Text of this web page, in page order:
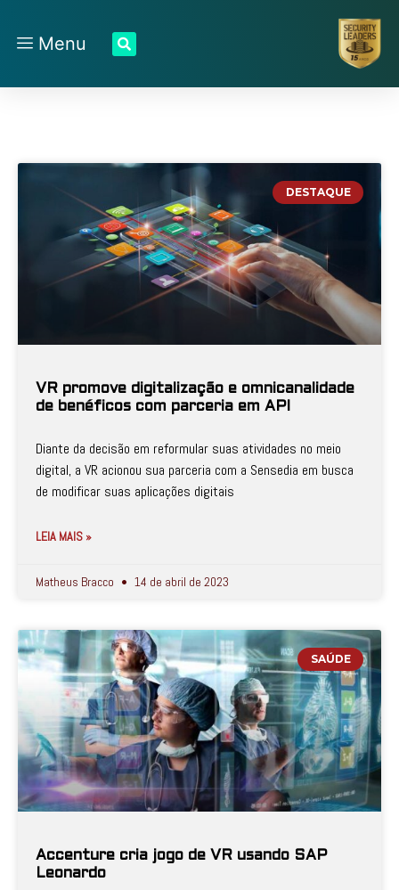
Menu
DESTAQUE
VR promove digitalização e omnicanalidade
de benéficos com parceria em API
Diante da decisão em reformular suas atividades no meio
digital, a VR acionou sua parceria com a Sensedia em busca
de modificar suas aplicações digitais
LEIA MAIS »
Matheus Bracco 14 de abril de 2023
SAÚDE
Accenture cria jogo de VR usando SAP
Leonardo